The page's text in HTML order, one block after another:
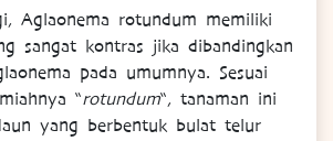
Aglaonema rotundum memiliki
sangat kontras jika dibandingkan
pada umumnya. Sesuai
“rotundum“, tanaman ini
yang berbentuk bulat telur